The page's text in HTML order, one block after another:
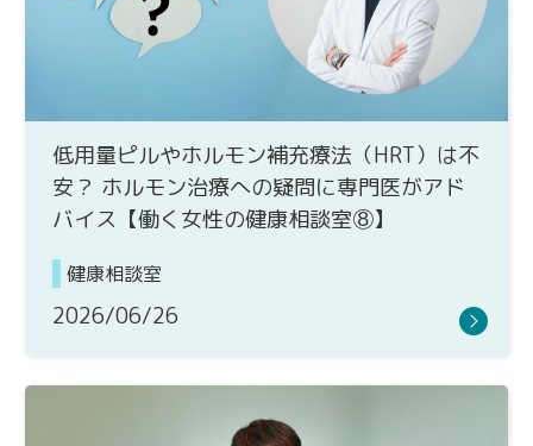
低用量ピルやホルモン補充療法（HRT）は不
安？ ホルモン治療への疑問に専門医がアド
バイス【働く女性の健康相談室⑧】
健康相談室
2026/06/26